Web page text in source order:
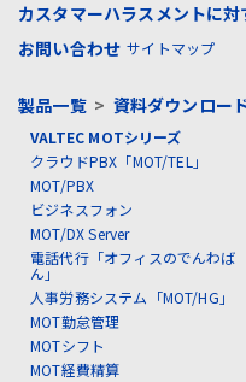
カスタマーハラスメントに
お問い合わせ サイトマップ
製品一覧> 資料ダウンロー
VALTEC MOTシリーズ
クラウドPBX「MOT/TEL」
MOT/PBX
ビジネスフォン
MOT/DX Server
電話代行「オフィスのでんわば
ん」
人事労務システム「MOT/HG」
MOT勤怠管理
MOTシフト
MOT経費精算